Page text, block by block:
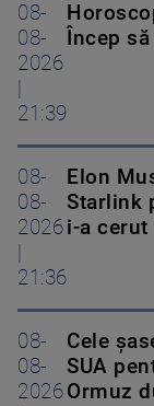
08-
08-
2026
21:39
Încep
08-
08-
2026
21:36
Elon
Starlink
i-a
08-
08-
2026
Cele
SUA
Ormuz